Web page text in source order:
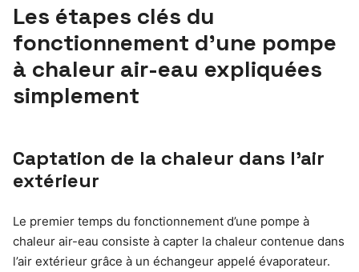
Les étapes clés du
fonctionnement d’une pompe
à chaleur air-eau expliquées
simplement
Captation de la chaleur dans l’air
extérieur
Le premier temps du fonctionnement d’une pompe à
chaleur air-eau consiste à capter la chaleur contenue dans
l’air extérieur grâce à un échangeur appelé évaporateur.